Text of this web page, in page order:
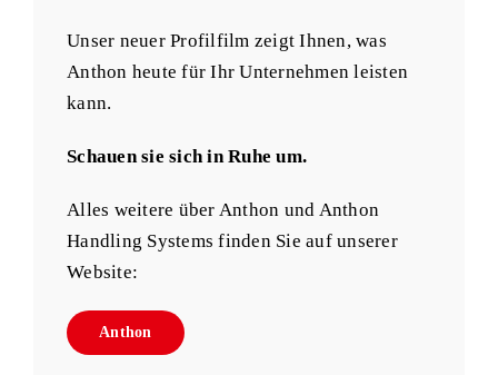
Unser neuer Profilfilm zeigt Ihnen, was
Anthon heute für Ihr Unternehmen leisten
kann.
Schauen sie sich in Ruhe um.
Alles weitere über Anthon und Anthon
Handling Systems finden Sie auf unserer
Website:
Anthon